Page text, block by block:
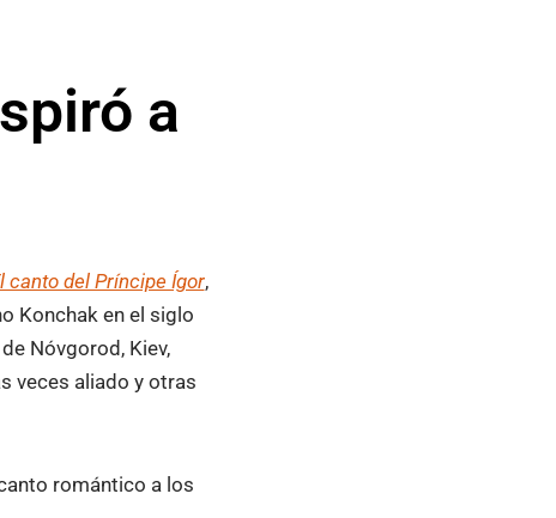
a
canto del Príncipe Ígor,
Konchak en el siglo
Nóvgorod, Kiev,
veces aliado y otras
romántico a los